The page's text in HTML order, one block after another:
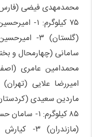
محمدمهدی فیضی
(گلستان) ۳-
ماردین سعیدی